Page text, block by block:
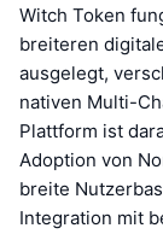
Witch Token
breiteren
ausgelegt,
nativen Multi-
Plattform ist
Adoption von
breite
Integration mit